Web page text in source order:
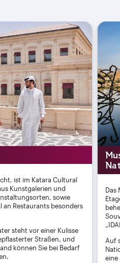
ist im Katara Cultural
Kunstgalerien und
sowie
an Restaurants besonders
steht vor einer Kulisse
Straßen, und
können Sie bei Bedarf
Das
Auf
eine